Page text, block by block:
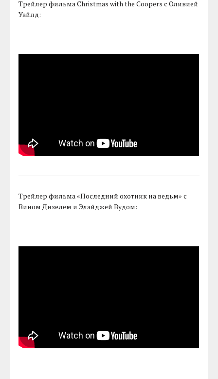
Трейлер фильма Christmas with the Coopers с Оливией
Уайлд:
Трейлер фильма «Последний охотник на ведьм» с
Вином Дизелем и Элайджей Вудом: